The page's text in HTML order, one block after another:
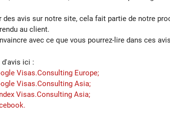
des avis sur notre site, cela fait partie de notre
au client.
avec ce que vous pourrez-lire dans ces
d'avis ici :
Visas.Consulting Europe;
Visas.Consulting Asia;
Visas.Consulting Asia;